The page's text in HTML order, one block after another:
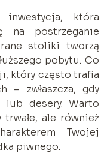
która
na postrzeganie
stoliki tworzą
pobytu. Co
który często trafia
– zwłaszcza, gdy
lub desery. Warto
ale również
Twojej
piwnego.